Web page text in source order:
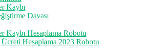
Kaybı
Davası
Kaybı Hesaplama Robotu
Hesaplama 2023 Robotu